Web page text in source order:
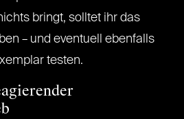
bringt, solltet ihr das
– und eventuell ebenfalls
testen.